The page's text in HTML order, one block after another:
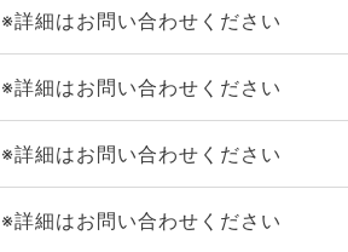
※詳細はお問い合わせください
※詳細はお問い合わせください
※詳細はお問い合わせください
※詳細はお問い合わせください